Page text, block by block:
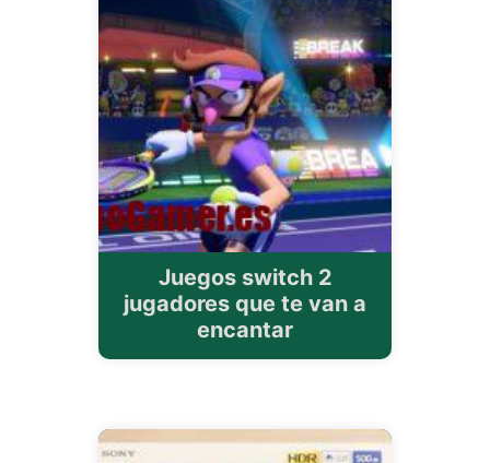
Juegos switch 2
jugadores que te van a
encantar